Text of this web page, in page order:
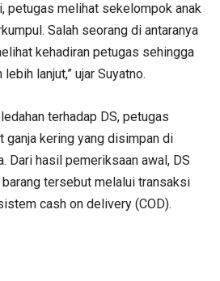
petugas melihat sekelompok anak
Salah seorang di antaranya
kehadiran petugas sehingga
lanjut,” ujar Suyatno.
terhadap DS, petugas
ganja kering yang disimpan di
Dari hasil pemeriksaan awal, DS
tersebut melalui transaksi
cash on delivery (COD).